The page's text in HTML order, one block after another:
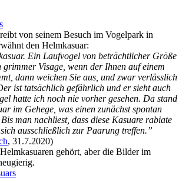
von seinem Besuch im Vogelpark in
den Helmkasuar:
Ein Laufvogel von beträchtlicher Größe
grimmer Visage, wenn der Ihnen auf einem
dann weichen Sie aus, und zwar verlässlich
ist tatsächlich gefährlich und er sieht auch
hatte ich noch nie vorher gesehen. Da stand
im Gehege, was einen zunächst spontan
man nachliest, dass diese Kasuare rabiate
ausschließlich zur Paarung treffen.”
, 31.7.2020)
gehört, aber die Bilder im